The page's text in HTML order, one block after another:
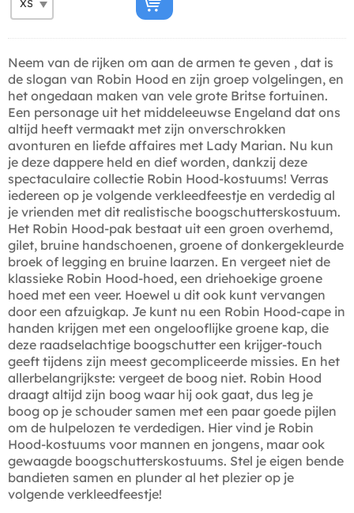
Neem van de rijken om aan de armen te geven , dat is
de slogan van Robin Hood en zijn groep volgelingen, en
het ongedaan maken van vele grote Britse fortuinen.
Een personage uit het middeleeuwse Engeland dat ons
altijd heeft vermaakt met zijn onverschrokken
avonturen en liefde affaires met Lady Marian. Nu kun
je deze dappere held en dief worden, dankzij deze
spectaculaire collectie Robin Hood-kostuums! Verras
iedereen op je volgende verkleedfeestje en verdedig al
je vrienden met dit realistische boogschutterskostuum.
Het Robin Hood-pak bestaat uit een groen overhemd,
gilet, bruine handschoenen, groene of donkergekleurde
broek of legging en bruine laarzen. En vergeet niet de
klassieke Robin Hood-hoed, een driehoekige groene
hoed met een veer. Hoewel u dit ook kunt vervangen
door een afzuigkap. Je kunt nu een Robin Hood-cape in
handen krijgen met een ongelooflijke groene kap, die
deze raadselachtige boogschutter een krijger-touch
geeft tijdens zijn meest gecompliceerde missies. En het
allerbelangrijkste: vergeet de boog niet. Robin Hood
draagt ​​altijd zijn boog waar hij ook gaat, dus leg je
boog op je schouder samen met een paar goede pijlen
om de hulpelozen te verdedigen. Hier vind je Robin
Hood-kostuums voor mannen en jongens, maar ook
gewaagde boogschutterskostuums. Stel je eigen bende
bandieten samen en plunder al het plezier op je
volgende verkleedfeestje!